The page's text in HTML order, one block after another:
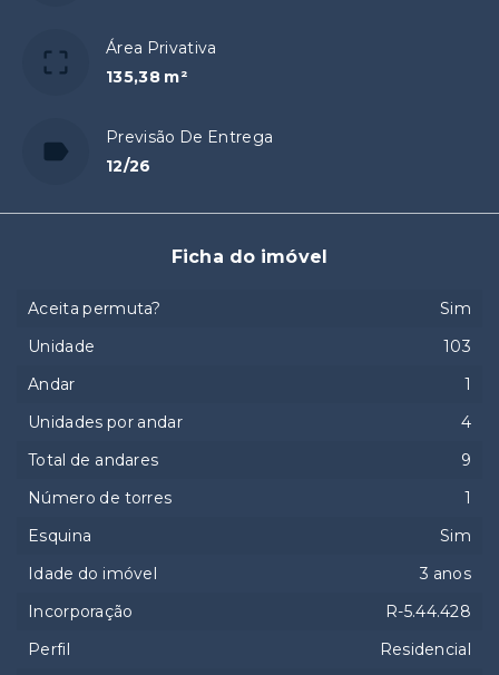
Área Privativa
135,38 m²
Previsão De Entrega
12/26
Ficha do imóvel
Aceita permuta?
Sim
Unidade
103
Andar
1
Unidades por andar
4
Total de andares
9
Número de torres
1
Esquina
Sim
Idade do imóvel
3 anos
Incorporação
R-5.44.428
Perfil
Residencial